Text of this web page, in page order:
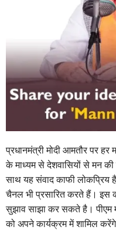
प्रधानमंत्री मोदी आमतौर पर हर
के माध्यम से देशवासियों से मन
साथ यह संवाद काफी लोकप्रिय
चैनल भी प्रसारित करते हैं। इस
सुझाव साझा कर सकते है। पीएम
को अपने कार्यक्रम में शामिल